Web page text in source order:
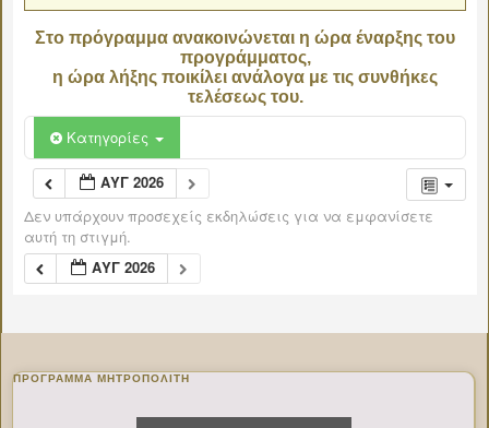
Στο πρόγραμμα ανακοινώνεται η ώρα έναρξης του
προγράμματος,
η ώρα λήξης ποικίλει ανάλογα με τις συνθήκες
τελέσεως του.
Κατηγορίες
ΑΥΓ 2026
Δεν υπάρχουν προσεχείς εκδηλώσεις για να εμφανίσετε
αυτή τη στιγμή.
ΑΥΓ 2026
ΠΡΌΓΡΑΜΜΑ ΜΗΤΡΟΠΟΛΊΤΗ